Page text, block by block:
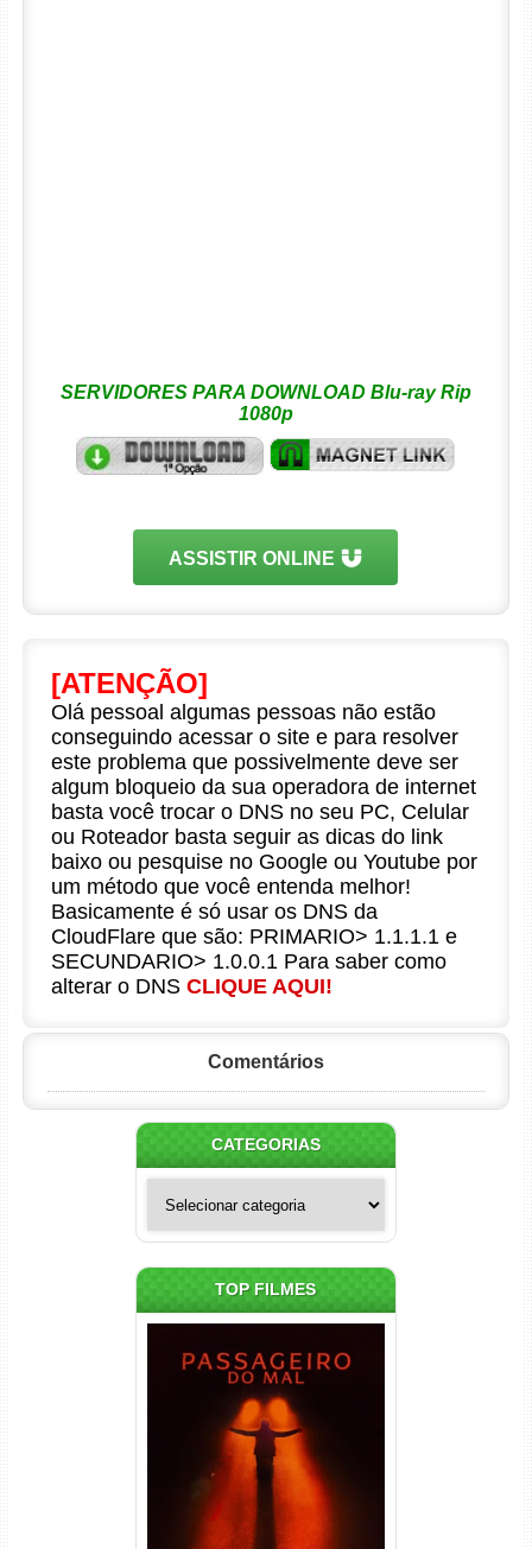
SERVIDORES PARA DOWNLOAD Blu-ray Rip
1080p
ASSISTIR ONLINE
[ATENÇÃO]
Olá pessoal algumas pessoas não estão
conseguindo acessar o site e para resolver
este problema que possivelmente deve ser
algum bloqueio da sua operadora de internet
basta você trocar o DNS no seu PC, Celular
ou Roteador basta seguir as dicas do link
baixo ou pesquise no Google ou Youtube por
um método que você entenda melhor!
Basicamente é só usar os DNS da
CloudFlare que são: PRIMARIO> 1.1.1.1 e
SECUNDARIO> 1.0.0.1 Para saber como
alterar o DNS CLIQUE AQUI!
Comentários
CATEGORIAS
TOP FILMES
Passageiro do Mal Torrent
(2026) WEB-DL 1080p Dual
Áudio